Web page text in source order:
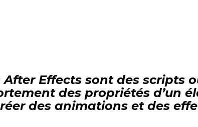
After Effects sont des scripts
des propriétés d’un
des animations et des